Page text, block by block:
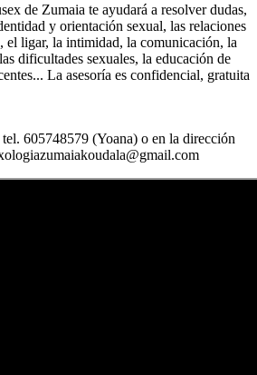
de Zumaia te ayudará a resolver dudas,
y orientación sexual, las relaciones
el ligar, la intimidad, la comunicación, la
dificultades sexuales, la educación de
La asesoría es confidencial, gratuita
605748579 (Yoana) o en la dirección